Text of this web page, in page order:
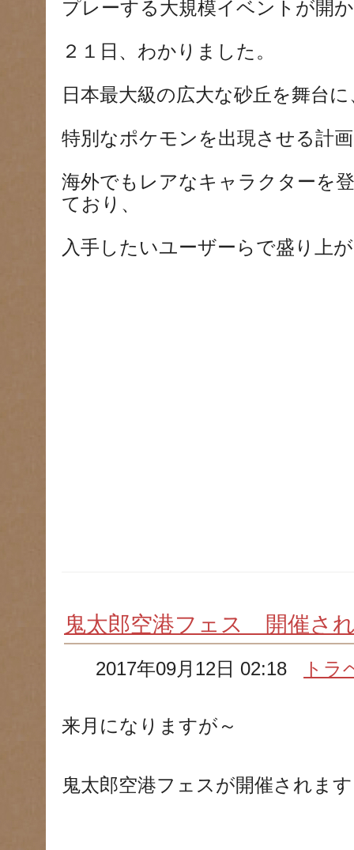
プレーする大規模イベントが開
２１日、わかりました。
日本最大級の広大な砂丘を舞台に
特別なポケモンを出現させる計
海外でもレアなキャラクターを
ており、
入手したいユーザーらで盛り上
鬼太郎空港フェス 開催
2017年09月12日 02:18 トラ
来月になりますが～
鬼太郎空港フェスが開催されま